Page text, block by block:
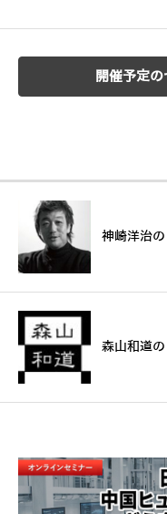
開催予定
神崎洋治の
森山和道の